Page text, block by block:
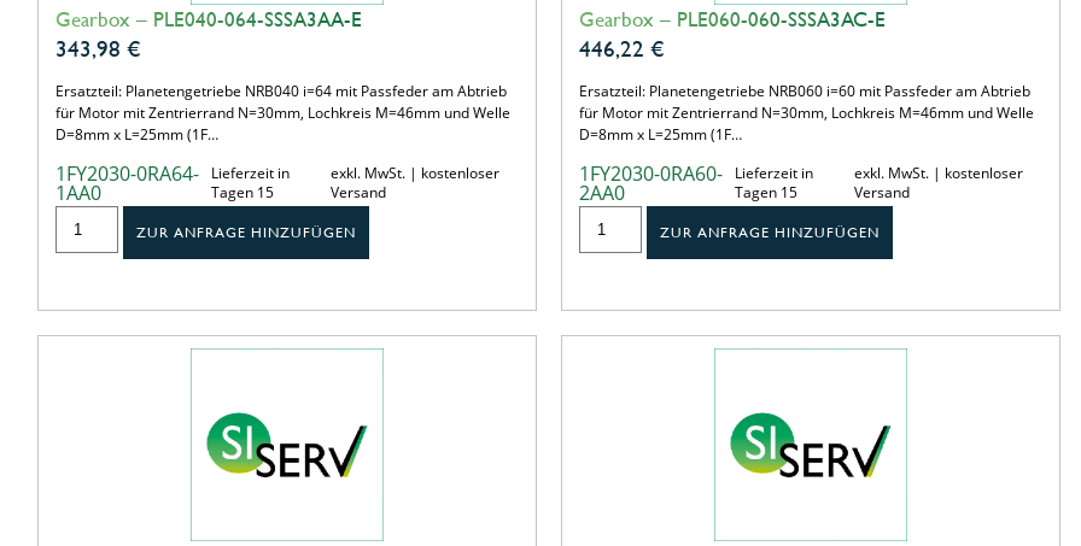
Gearbox – PLE040-064-SSSA3AA-E
343,98 €
Ersatzteil: Planetengetriebe NRB040 i=64 mit Passfeder am Abtrieb
für Motor mit Zentrierrand N=30mm, Lochkreis M=46mm und Welle
D=8mm x L=25mm (1F…
1FY2030-0RA64-
1AA0
Lieferzeit in
Tagen 15
exkl. MwSt. | kostenloser
Versand
ZUR ANFRAGE HINZUFÜGEN
Gearbox – PLE060-060-SSSA3AC-E
446,22 €
Ersatzteil: Planetengetriebe NRB060 i=60 mit Passfeder am Abtrieb
für Motor mit Zentrierrand N=30mm, Lochkreis M=46mm und Welle
D=8mm x L=25mm (1F…
1FY2030-0RA60-
2AA0
Lieferzeit in
Tagen 15
exkl. MwSt. | kostenloser
Versand
ZUR ANFRAGE HINZUFÜGEN